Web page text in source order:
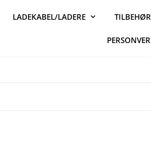
LADEKABEL/LADERE TILBEHØR